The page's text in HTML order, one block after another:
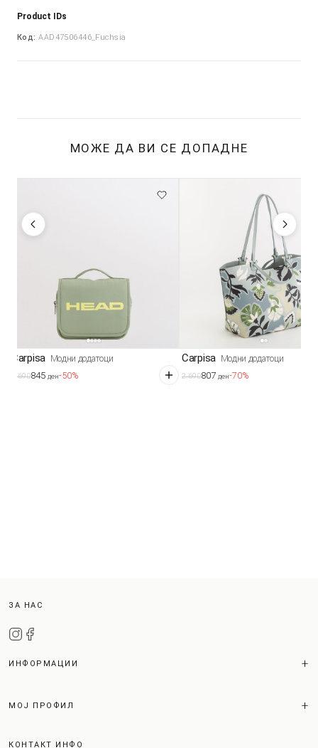
Product IDs
Код: AAD47506446_Fuchsia
МОЖЕ ДА ВИ СЕ ДОПАДНЕ
Carpisa Модни додатоци
1.690845 ден-50%
Carpisa Модни додатоци
2.690807 ден-70%
ЗА НАС
ИНФОРМАЦИИ
МОЈ ПРОФИЛ
КОНТАКТ ИНФО